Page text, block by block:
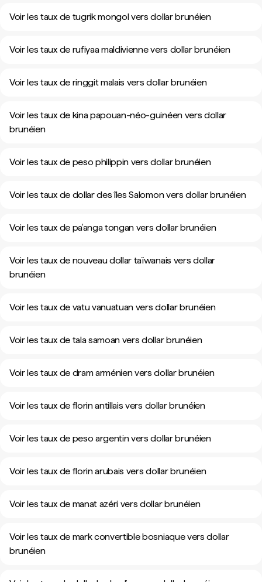
Voir les taux de tugrik mongol vers dollar brunéien
Voir les taux de rufiyaa maldivienne vers dollar brunéien
Voir les taux de ringgit malais vers dollar brunéien
Voir les taux de kina papouan-néo-guinéen vers dollar
brunéien
Voir les taux de peso philippin vers dollar brunéien
Voir les taux de dollar des îles Salomon vers dollar brunéien
Voir les taux de pa’anga tongan vers dollar brunéien
Voir les taux de nouveau dollar taïwanais vers dollar
brunéien
Voir les taux de vatu vanuatuan vers dollar brunéien
Voir les taux de tala samoan vers dollar brunéien
Voir les taux de dram arménien vers dollar brunéien
Voir les taux de florin antillais vers dollar brunéien
Voir les taux de peso argentin vers dollar brunéien
Voir les taux de florin arubais vers dollar brunéien
Voir les taux de manat azéri vers dollar brunéien
Voir les taux de mark convertible bosniaque vers dollar
brunéien